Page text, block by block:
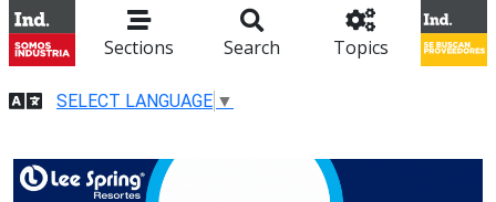
Sections Search Topics
SELECT LANGUAGE ▼